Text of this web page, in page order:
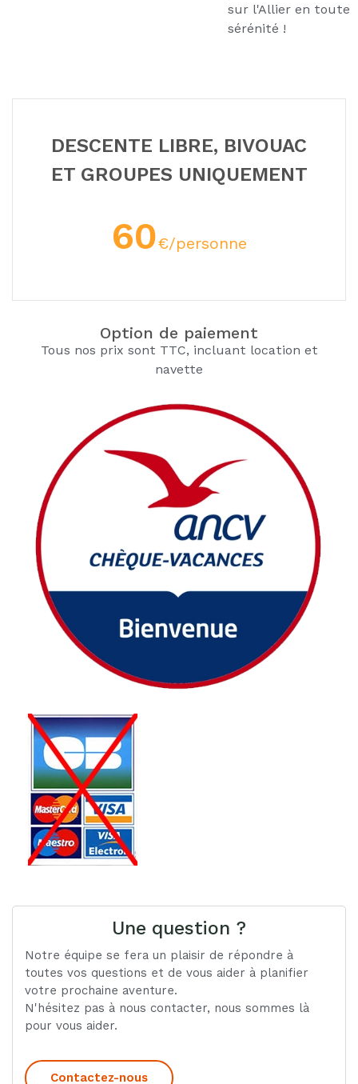
sur l'Allier en toute
sérénité !
DESCENTE LIBRE, BIVOUAC
ET GROUPES UNIQUEMENT
60€/personne
Option de paiement
Tous nos prix sont TTC, incluant location et
navette
Une question ?
Notre équipe se fera un plaisir de répondre à
toutes vos questions et de vous aider à planifier
votre prochaine aventure.
N'hésitez pas à nous contacter, nous sommes là
pour vous aider.
Contactez-nous